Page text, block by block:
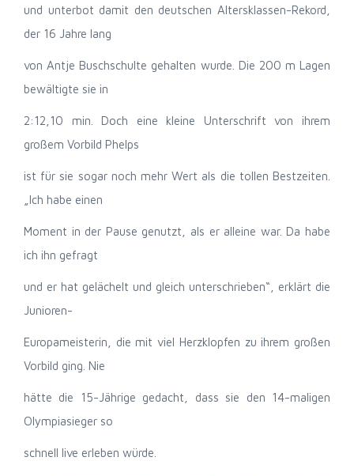
und unterbot damit den deutschen Altersklassen-Rekord,
der 16 Jahre lang
von Antje Buschschulte gehalten wurde. Die 200 m Lagen
bewältigte sie in
2:12,10 min. Doch eine kleine Unterschrift von ihrem
großem Vorbild Phelps
ist für sie sogar noch mehr Wert als die tollen Bestzeiten.
„Ich habe einen
Moment in der Pause genutzt, als er alleine war. Da habe
ich ihn gefragt
und er hat gelächelt und gleich unterschrieben“, erklärt die
Junioren-
Europameisterin, die mit viel Herzklopfen zu ihrem großen
Vorbild ging. Nie
hätte die 15-Jährige gedacht, dass sie den 14-maligen
Olympiasieger so
schnell live erleben würde.